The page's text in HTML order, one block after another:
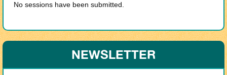
No sessions have been submitted.
NEWSLETTER